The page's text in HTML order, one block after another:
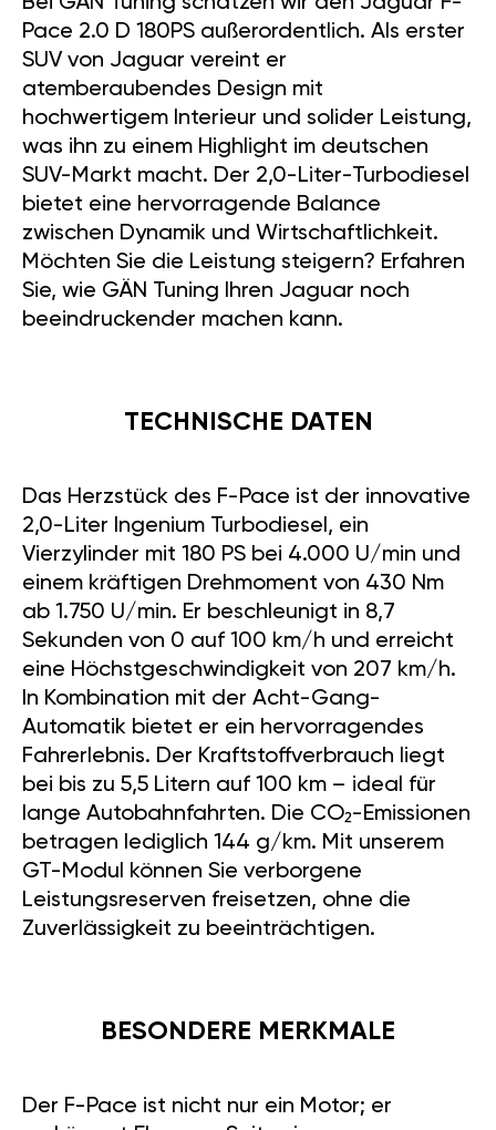
Pace 2.0 D 180PS außerordentlich. Als erster
SUV von Jaguar vereint er
atemberaubendes Design mit
hochwertigem Interieur und solider Leistung,
was ihn zu einem Highlight im deutschen
SUV-Markt macht. Der 2,0-Liter-Turbodiesel
bietet eine hervorragende Balance
zwischen Dynamik und Wirtschaftlichkeit.
Möchten Sie die Leistung steigern? Erfahren
Sie, wie GÄN Tuning Ihren Jaguar noch
beeindruckender machen kann.
TECHNISCHE DATEN
Das Herzstück des F-Pace ist der innovative
2,0-Liter Ingenium Turbodiesel, ein
Vierzylinder mit 180 PS bei 4.000 U/min und
einem kräftigen Drehmoment von 430 Nm
ab 1.750 U/min. Er beschleunigt in 8,7
Sekunden von 0 auf 100 km/h und erreicht
eine Höchstgeschwindigkeit von 207 km/h.
In Kombination mit der Acht-Gang-
Automatik bietet er ein hervorragendes
Fahrerlebnis. Der Kraftstoffverbrauch liegt
bei bis zu 5,5 Litern auf 100 km – ideal für
lange Autobahnfahrten. Die CO₂-Emissionen
betragen lediglich 144 g/km. Mit unserem
GT-Modul können Sie verborgene
Leistungsreserven freisetzen, ohne die
Zuverlässigkeit zu beeinträchtigen.
BESONDERE MERKMALE
Der F-Pace ist nicht nur ein Motor; er